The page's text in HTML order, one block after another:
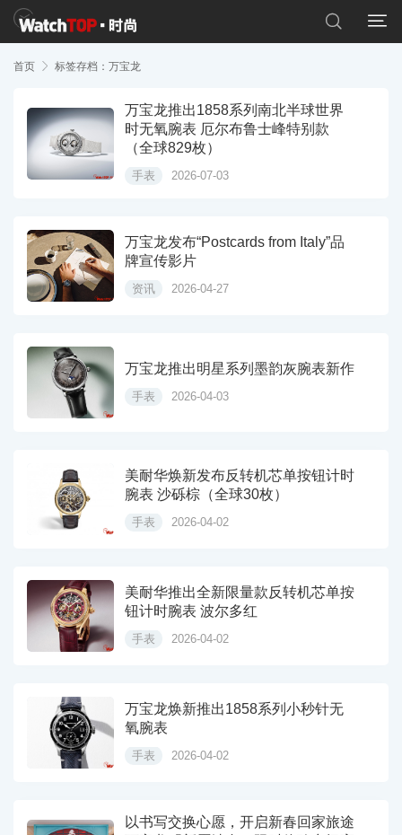


首页  标签存档：万宝龙
万宝龙推出1858系列南北半球世界
时无氧腕表 厄尔布鲁士峰特别款
（全球829枚）
手表 2026-07-03
万宝龙发布“Postcards from Italy”品
牌宣传影片
资讯 2026-04-27
万宝龙推出明星系列墨韵灰腕表新作
手表 2026-04-03
美耐华焕新发布反转机芯单按钮计时
腕表 沙砾棕（全球30枚）
手表 2026-04-02
美耐华推出全新限量款反转机芯单按
钮计时腕表 波尔多红
手表 2026-04-02
万宝龙焕新推出1858系列小秒针无
氧腕表
手表 2026-04-02
以书写交换心愿，开启新春回家旅途